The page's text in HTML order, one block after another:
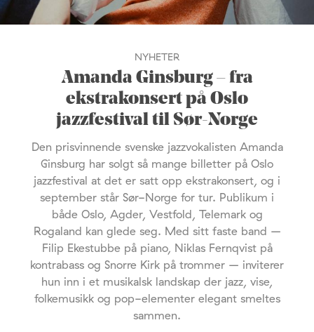
NYHETER
Amanda Ginsburg – fra
ekstrakonsert på Oslo
jazzfestival til Sør-Norge
Den prisvinnende svenske jazzvokalisten Amanda
Ginsburg har solgt så mange billetter på Oslo
jazzfestival at det er satt opp ekstrakonsert, og i
september står Sør-Norge for tur. Publikum i
både Oslo, Agder, Vestfold, Telemark og
Rogaland kan glede seg. Med sitt faste band –
Filip Ekestubbe på piano, Niklas Fernqvist på
kontrabass og Snorre Kirk på trommer – inviterer
hun inn i et musikalsk landskap der jazz, vise,
folkemusikk og pop-elementer elegant smeltes
sammen.